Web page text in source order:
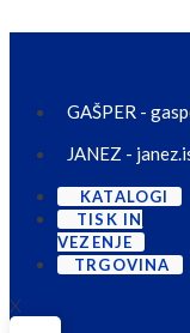
GAŠPER -
JANEZ -
KATALOGI
TISK IN
VEZENJE
TRGOVINA
X